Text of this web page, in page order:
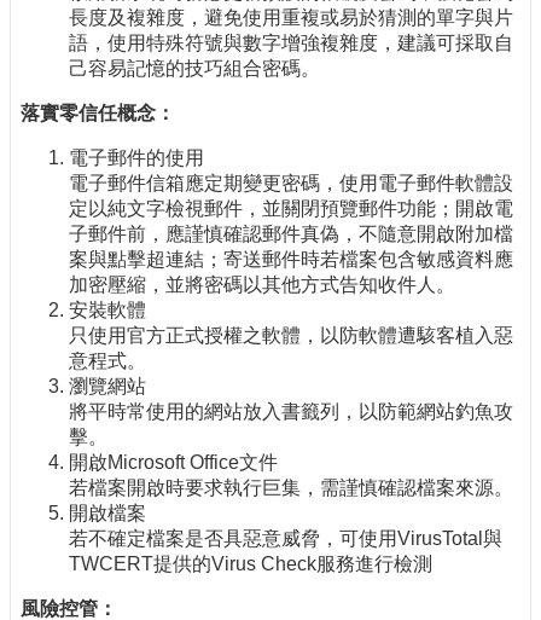
長度及複雜度，避免使用重複或易於猜測的單字與片
語，使用特殊符號與數字增強複雜度，建議可採取自
己容易記憶的技巧組合密碼。
落實零信任概念：
電子郵件的使用
電子郵件信箱應定期變更密碼，使用電子郵件軟體設
定以純文字檢視郵件，並關閉預覽郵件功能；開啟電
子郵件前，應謹慎確認郵件真偽，不隨意開啟附加檔
案與點擊超連結；寄送郵件時若檔案包含敏感資料應
加密壓縮，並將密碼以其他方式告知收件人。
安裝軟體
只使用官方正式授權之軟體，以防軟體遭駭客植入惡
意程式。
瀏覽網站
將平時常使用的網站放入書籤列，以防範網站釣魚攻
擊。
開啟Microsoft Office文件
若檔案開啟時要求執行巨集，需謹慎確認檔案來源。
開啟檔案
若不確定檔案是否具惡意威脅，可使用VirusTotal與
TWCERT提供的Virus Check服務進行檢測
風險控管：